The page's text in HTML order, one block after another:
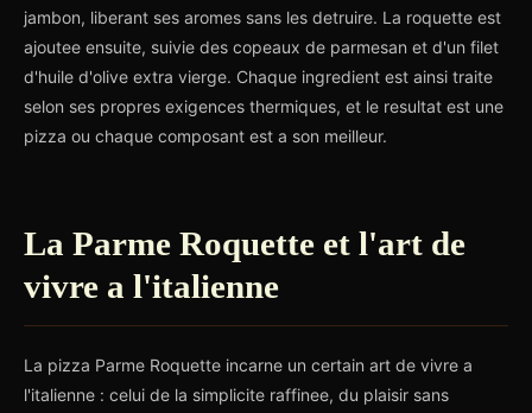
jambon, liberant ses aromes sans les detruire. La roquette est
ajoutee ensuite, suivie des copeaux de parmesan et d'un filet
d'huile d'olive extra vierge. Chaque ingredient est ainsi traite
selon ses propres exigences thermiques, et le resultat est une
pizza ou chaque composant est a son meilleur.
La Parme Roquette et l'art de
vivre a l'italienne
La pizza Parme Roquette incarne un certain art de vivre a
l'italienne : celui de la simplicite raffinee, du plaisir sans